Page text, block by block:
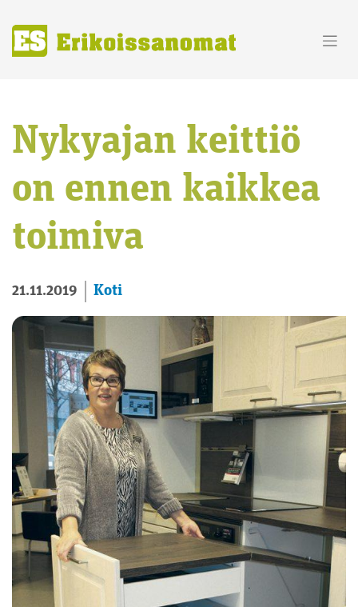
content
Nykyajan keittiö
on ennen kaikkea
toimiva
21.11.2019 Koti